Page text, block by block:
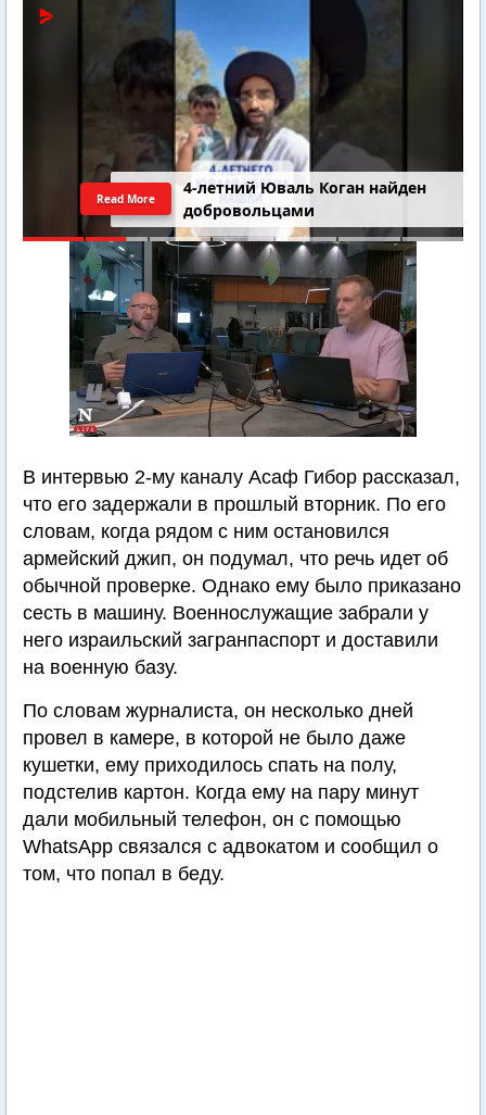
4-летний Юваль Коган найден
добровольцами
Read More
В интервью 2-му каналу Асаф Гибор рассказал,
что его задержали в прошлый вторник. По его
словам, когда рядом с ним остановился
армейский джип, он подумал, что речь идет об
обычной проверке. Однако ему было приказано
сесть в машину. Военнослужащие забрали у
него израильский загранпаспорт и доставили
на военную базу.
По словам журналиста, он несколько дней
провел в камере, в которой не было даже
кушетки, ему приходилось спать на полу,
подстелив картон. Когда ему на пару минут
дали мобильный телефон, он с помощью
WhatsApp связался с адвокатом и сообщил о
том, что попал в беду.